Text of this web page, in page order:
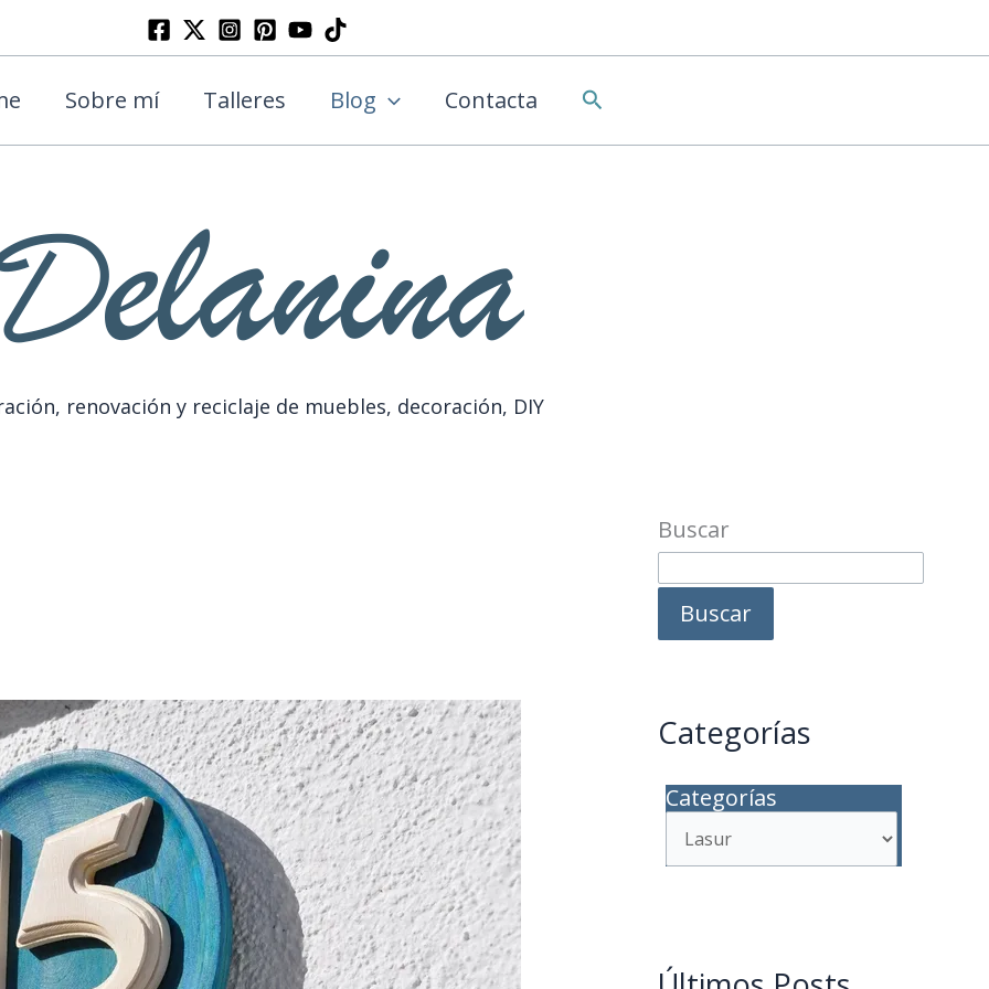
Sobre mí Talleres Blog Contacta Buscar
renovación y reciclaje de muebles, decoración, DIY
Buscar
Buscar
Categorías
Categorías
Buscar